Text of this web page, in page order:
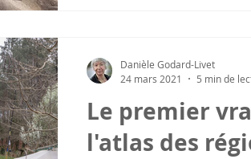
Le premier
l'atlas des
Danièle Godard-Livet
24 mars 2021
5 min de